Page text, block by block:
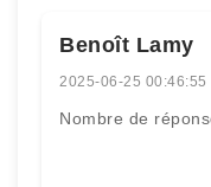
Benoît Lamy
2025-06-25 00:46:55
Nombre de